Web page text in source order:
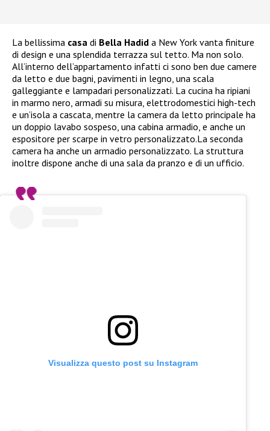
La bellissima casa di Bella Hadid a New York vanta finiture
di design e una splendida terrazza sul tetto. Ma non solo.
All’interno dell’appartamento infatti ci sono ben due camere
da letto e due bagni, pavimenti in legno, una scala
galleggiante e lampadari personalizzati. La cucina ha ripiani
in marmo nero, armadi su misura, elettrodomestici high-tech
e un’isola a cascata, mentre la camera da letto principale ha
un doppio lavabo sospeso, una cabina armadio, e anche un
espositore per scarpe in vetro personalizzato.La seconda
camera ha anche un armadio personalizzato. La struttura
inoltre dispone anche di una sala da pranzo e di un ufficio.
Visualizza questo post su Instagram